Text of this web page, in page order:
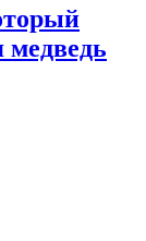
медведь